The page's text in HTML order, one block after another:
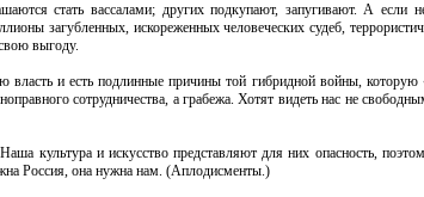
стать вассалами; других подкупают, запугивают. А если
загубленных, искореженных человеческих судеб,
выгоду.
и есть подлинные причины той гибридной войны, которую
сотрудничества, а грабежа. Хотят видеть нас не
культура и искусство представляют для них опасность,
Россия, она нужна нам. (Аплодисменты.)